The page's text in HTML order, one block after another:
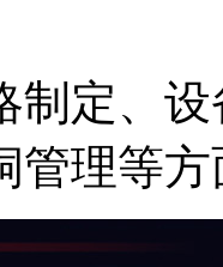
定、
管理等